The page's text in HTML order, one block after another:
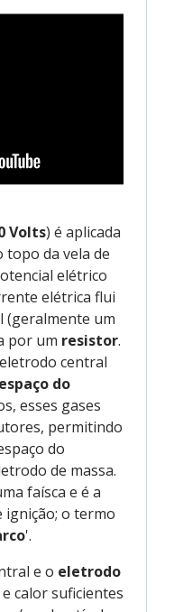
Volts) é aplicada
topo da vela de
elétrico
elétrica flui
(geralmente um
por um resistor.
central
espaço do
esses gases
permitindo
do
de massa.
faísca e é a
ignição; o termo
'.
e o eletrodo
calor suficientes